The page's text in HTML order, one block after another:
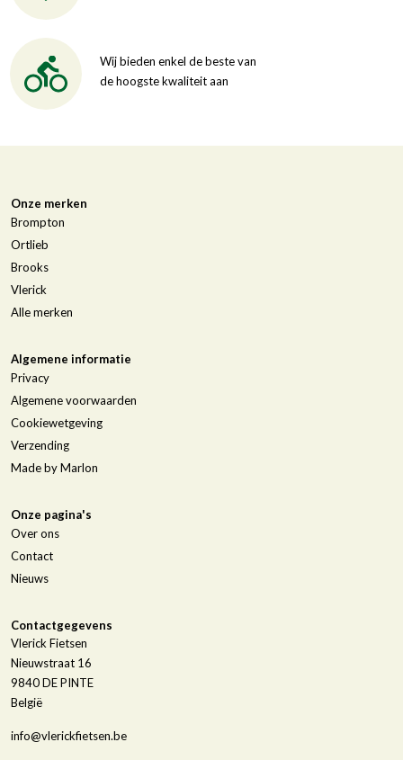
Wij bieden enkel de beste van
de hoogste kwaliteit aan
Onze merken
Brompton
Ortlieb
Brooks
Vlerick
Alle merken
Algemene informatie
Privacy
Algemene voorwaarden
Cookiewetgeving
Verzending
Made by Marlon
Onze pagina's
Over ons
Contact
Nieuws
Contactgegevens
Vlerick Fietsen
Nieuwstraat 16
9840DE PINTE
België
info@vlerickfietsen.be